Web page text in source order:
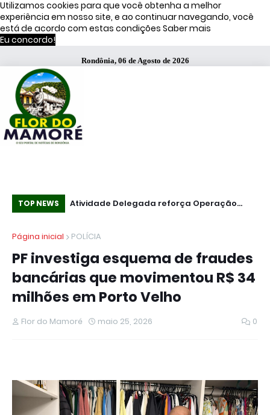
Utilizamos cookies para que você obtenha a melhor
experiência em nosso site, e ao continuar navegando, você
está de acordo com estas condições Saber mais
Eu concordo!
Rondônia, 06 de Agosto de 2026
TOP NEWS
de Moraes
Atividade Delegada reforça Operação
Página inicial
POLÍCIA
PF investiga esquema de fraudes
bancárias que movimentou R$ 34
milhões em Porto Velho
Flor do Mamoré maio 25, 2026 0